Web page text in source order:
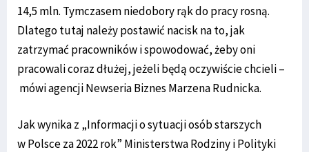
14,5 mln. Tymczasem niedobory rąk do pracy rosną.
Dlatego tutaj należy postawić nacisk na to, jak
zatrzymać pracowników i spowodować, żeby oni
pracowali coraz dłużej, jeżeli będą oczywiście chcieli –
mówi agencji Newseria Biznes Marzena Rudnicka.
Jak wynika z „Informacji o sytuacji osób starszych
w Polsce za 2022 rok” Ministerstwa Rodziny i Polityki